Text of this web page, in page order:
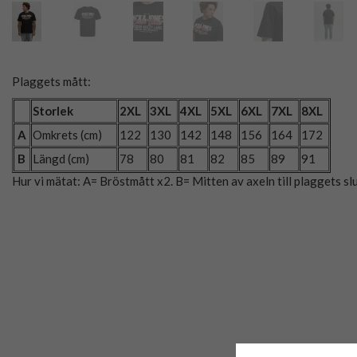
Plaggets mått:
Storlek 2XL 3XL 4XL 5XL 6XL 7XL
8XL
A Omkrets (cm) 122 130 142 148 156 164
172
B
Längd (cm) 78 80 81 82 85 89
91
Hur vi mätat: A= Bröstmått x2. B= Mitten av axeln till plaggets